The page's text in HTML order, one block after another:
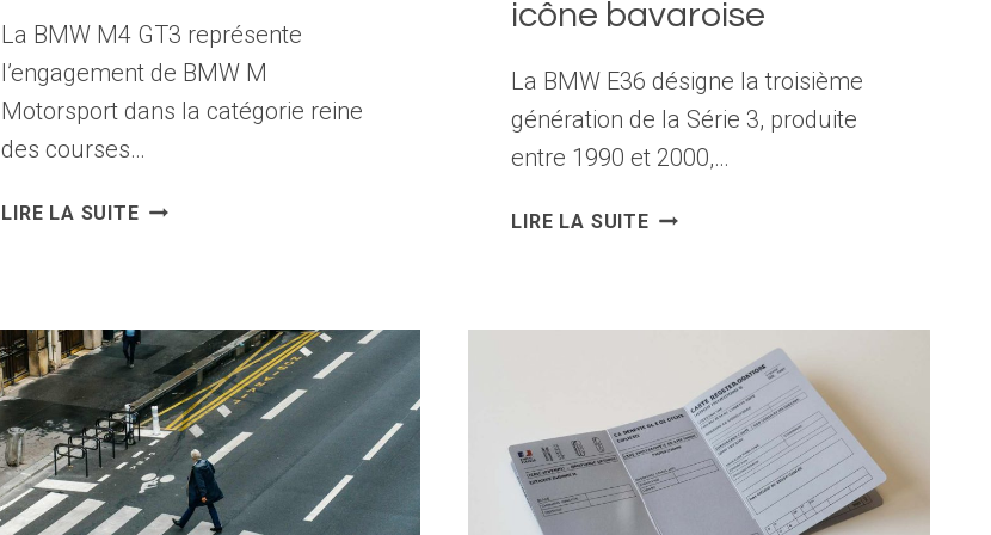
La BMW M4 GT3 représente
l’engagement de BMW M
Motorsport dans la catégorie reine
des courses…
LIRE LA SUITEBMW
LA
VOITURE
DE
COURSE
QUI
INCARNE
L’EXCELLENCE
icône bavaroise
La BMW E36 désigne la troisième
génération de la Série 3, produite
entre 1990 et 2000,…
LIRE LA SUITEBMW
GUIDE
COMPLET
POUR
COMPRENDRE,
ACHETER
ET
ENTRETENIR